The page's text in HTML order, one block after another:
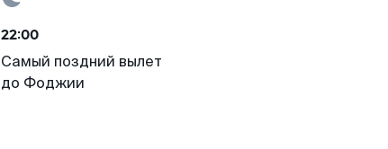
22:00
Самый поздний вылет
до Фоджии